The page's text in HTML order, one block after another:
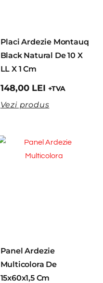
Placi Ardezie Montauq
Black Natural De 10 X
LL X 1 Cm
148,00 LEI +TVA
Vezi produs
Panel Ardezie
Multicolora De
15x60x1,5 Cm